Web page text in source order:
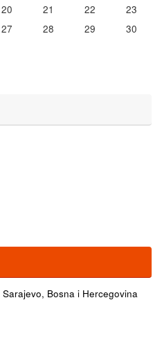
20 21 22
23
27 28 29
30
Bosna i Hercegovina